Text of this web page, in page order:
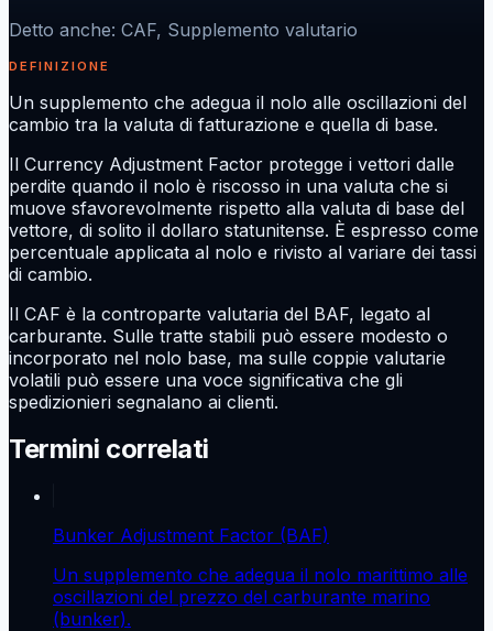
Detto anche: CAF, Supplemento valutario
DEFINIZIONE
Un supplemento che adegua il nolo alle oscillazioni del
cambio tra la valuta di fatturazione e quella di base.
Il Currency Adjustment Factor protegge i vettori dalle
perdite quando il nolo è riscosso in una valuta che si
muove sfavorevolmente rispetto alla valuta di base del
vettore, di solito il dollaro statunitense. È espresso come
percentuale applicata al nolo e rivisto al variare dei tassi
di cambio.
Il CAF è la controparte valutaria del BAF, legato al
carburante. Sulle tratte stabili può essere modesto o
incorporato nel nolo base, ma sulle coppie valutarie
volatili può essere una voce significativa che gli
spedizionieri segnalano ai clienti.
Termini correlati
Bunker Adjustment Factor (BAF)
Un supplemento che adegua il nolo marittimo alle
oscillazioni del prezzo del carburante marino
(bunker).